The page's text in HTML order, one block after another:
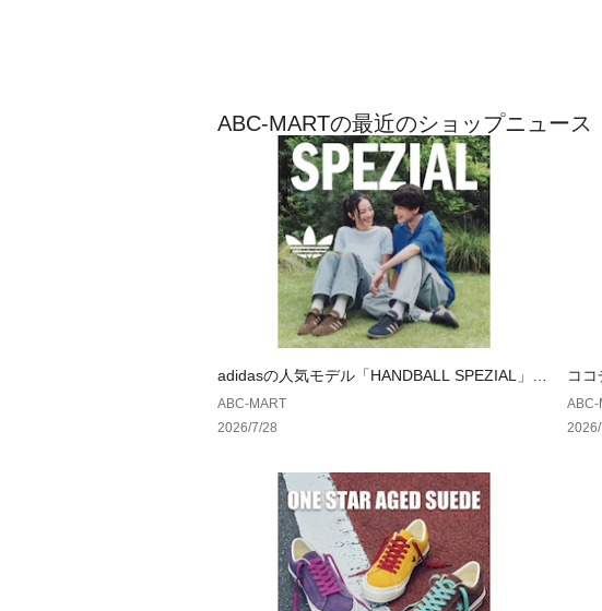
ABC-MARTの最近のショップニュース
adidasの人気モデル「HANDBALL SPEZIAL」が
夏仕様へ
ABC-MART
2026/7/28
コ
ABC-